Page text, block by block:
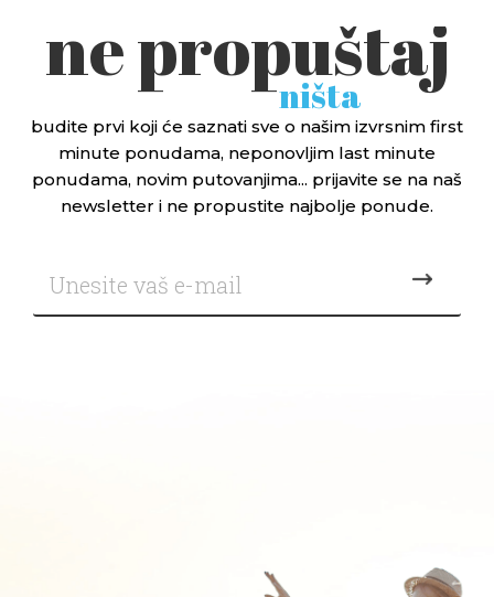
ne propuštaj
ništa
budite prvi koji će saznati sve o našim izvrsnim first
minute ponudama, neponovljim last minute
ponudama, novim putovanjima... prijavite se na naš
newsletter i ne propustite najbolje ponude.